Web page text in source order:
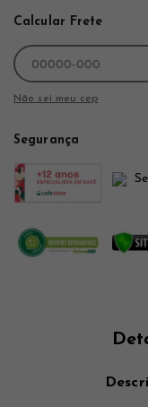
Calcular Frete
Não sei meu cep
Segurança